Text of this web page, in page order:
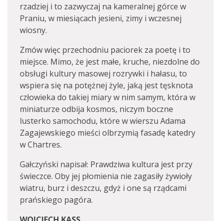
rzadziej i to zazwyczaj na kameralnej górce w
Praniu, w miesiącach jesieni, zimy i wczesnej
wiosny.
Zmów więc przechodniu paciorek za poetę i to
miejsce. Mimo, że jest małe, kruche, niezdolne do
obsługi kultury masowej rozrywki i hałasu, to
wspiera się na potężnej żyle, jaką jest tęsknota
człowieka do takiej miary w nim samym, która w
miniaturze odbija kosmos, niczym boczne
lusterko samochodu, które w wierszu Adama
Zagajewskiego mieści olbrzymią fasadę katedry
w Chartres.
Gałczyński napisał: Prawdziwa kultura jest przy
świeczce. Oby jej płomienia nie zagasiły żywioły
wiatru, burz i deszczu, gdyż i one są rządcami
prańskiego pagóra.